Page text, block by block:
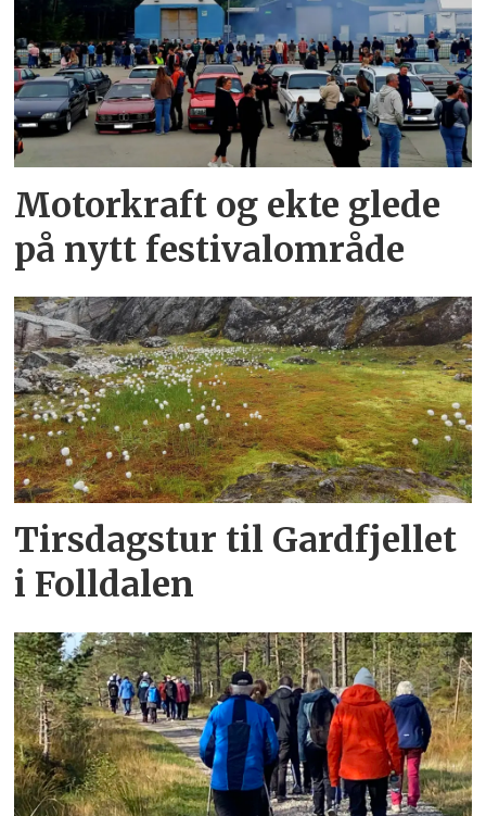
Motorkraft og ekte glede
på nytt festivalområde
Tirsdagstur til Gardfjellet
i Folldalen